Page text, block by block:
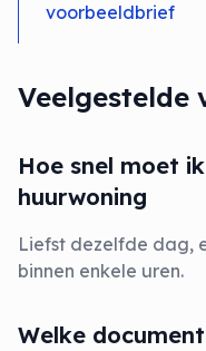
voorbeeldbrief
Veelgestelde
Hoe snel moet
huurwoning
Liefst dezelfde dag,
binnen enkele uren.
Welke